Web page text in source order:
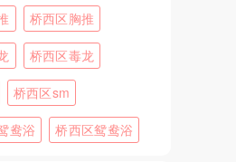
桥西区胸推
桥西区毒龙
桥西区sm
鸯浴 桥西区鸳鸯浴